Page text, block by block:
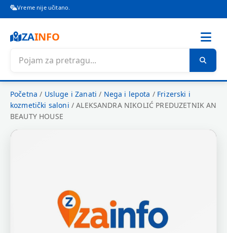
Vreme nije učitano.
ZAINFO
Početna / Usluge i Zanati / Nega i lepota / Frizerski i
kozmetički saloni /ALEKSANDRA NIKOLIĆ PREDUZETNIK AN
BEAUTY HOUSE